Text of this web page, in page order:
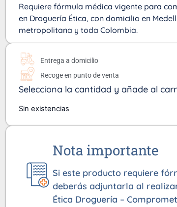
Requiere fórmula médica vigente para
en Droguería Ética, con domicilio en
metropolitana y toda Colombia.
Entrega a domicilio
Recoge en punto de venta
Selecciona la cantidad y añade al
Sin existencias
Nota importante
Si este producto requiere
deberás adjuntarla al
Ética Droguería –